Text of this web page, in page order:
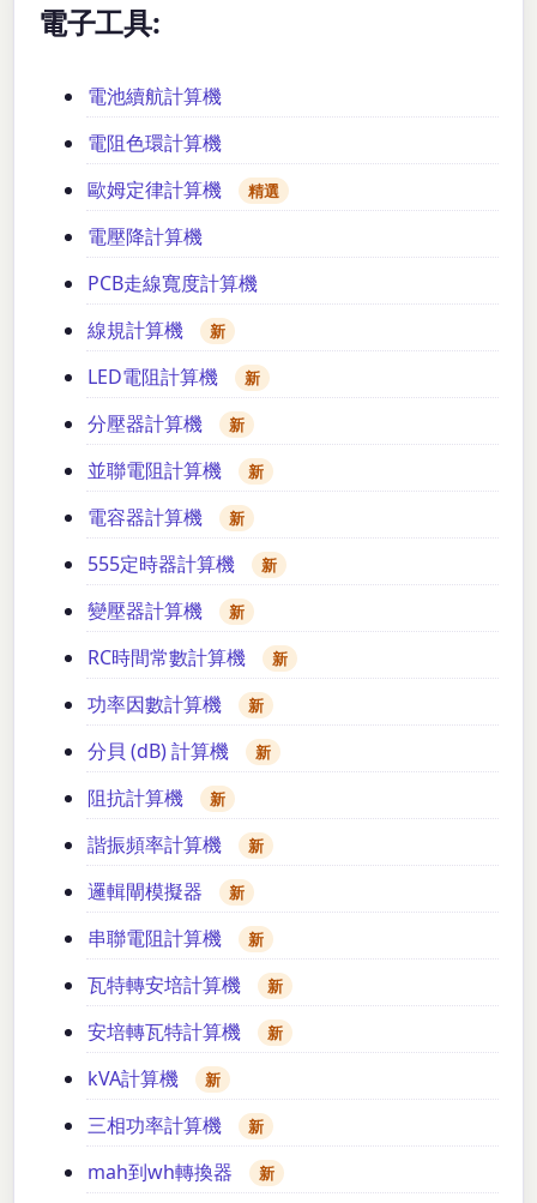
電子工具:
電池續航計算機
電阻色環計算機
歐姆定律計算機
精選
電壓降計算機
PCB走線寬度計算機
線規計算機
新
LED電阻計算機 新
分壓器計算機 新
並聯電阻計算機 新
電容器計算機 新
555定時器計算機 新
變壓器計算機 新
RC時間常數計算機 新
功率因數計算機 新
分貝 (dB) 計算機 新
阻抗計算機 新
諧振頻率計算機 新
邏輯閘模擬器 新
串聯電阻計算機 新
瓦特轉安培計算機 新
安培轉瓦特計算機 新
kVA計算機 新
三相功率計算機 新
mah到wh轉換器 新